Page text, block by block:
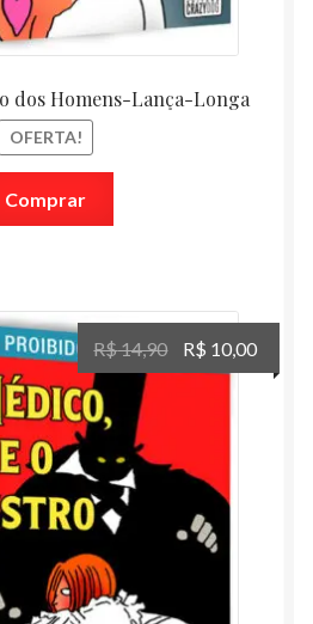
dos Homens-Lança-Longa
OFERTA!
Comprar
R$14,90
O
preço
R$ 14,90.
R$ 10,00O
preço